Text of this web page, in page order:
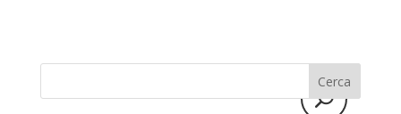
I tirocinanti
Cerca